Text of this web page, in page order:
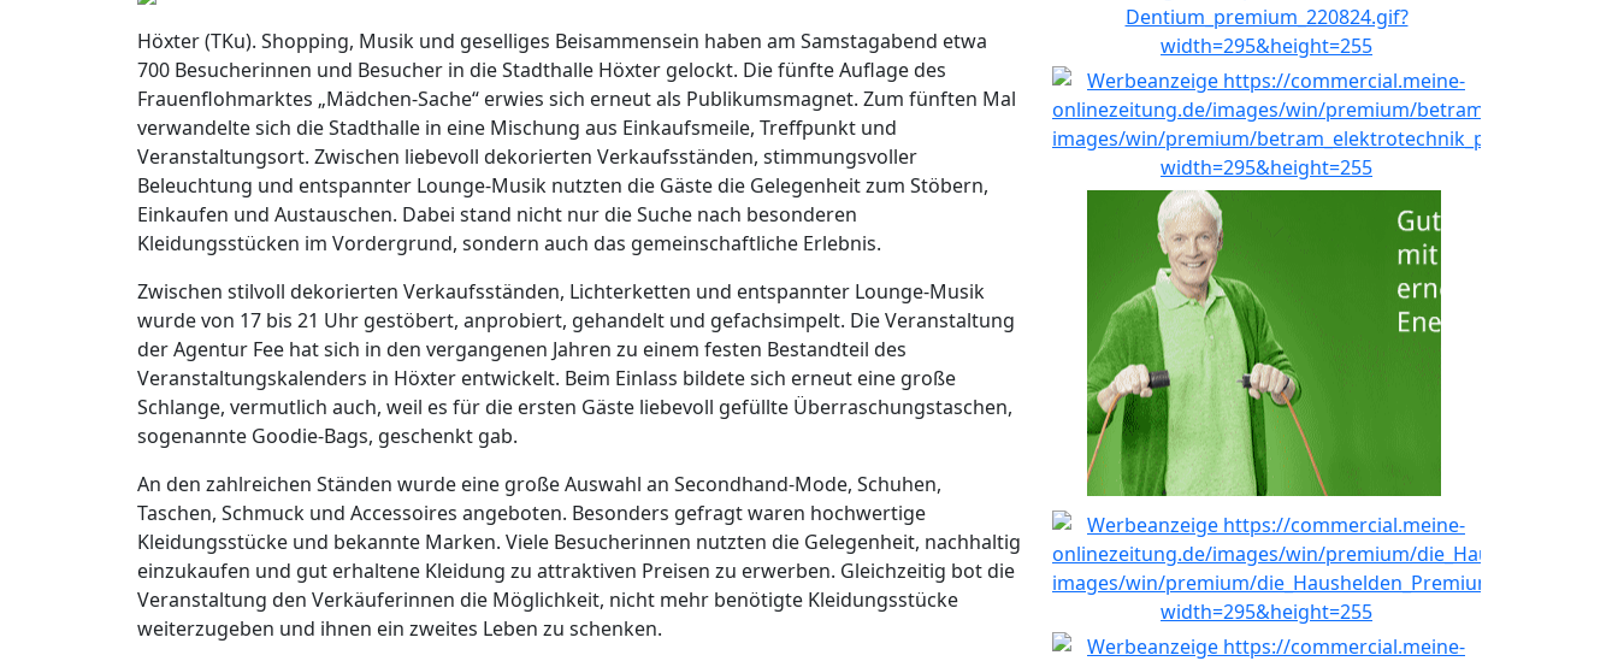
Höxter (TKu). Shopping, Musik und geselliges Beisammensein haben am Samstagabend etwa
700 Besucherinnen und Besucher in die Stadthalle Höxter gelockt. Die fünfte Auflage des
Frauenflohmarktes „Mädchen-Sache“ erwies sich erneut als Publikumsmagnet. Zum fünften Mal
verwandelte sich die Stadthalle in eine Mischung aus Einkaufsmeile, Treffpunkt und
Veranstaltungsort. Zwischen liebevoll dekorierten Verkaufsständen, stimmungsvoller
Beleuchtung und entspannter Lounge-Musik nutzten die Gäste die Gelegenheit zum Stöbern,
Einkaufen und Austauschen. Dabei stand nicht nur die Suche nach besonderen
Kleidungsstücken im Vordergrund, sondern auch das gemeinschaftliche Erlebnis.
Zwischen stilvoll dekorierten Verkaufsständen, Lichterketten und entspannter Lounge-Musik
wurde von 17 bis 21 Uhr gestöbert, anprobiert, gehandelt und gefachsimpelt. Die Veranstaltung
der Agentur Fee hat sich in den vergangenen Jahren zu einem festen Bestandteil des
Veranstaltungskalenders in Höxter entwickelt. Beim Einlass bildete sich erneut eine große
Schlange, vermutlich auch, weil es für die ersten Gäste liebevoll gefüllte Überraschungstaschen,
sogenannte Goodie-Bags, geschenkt gab.
An den zahlreichen Ständen wurde eine große Auswahl an Secondhand-Mode, Schuhen,
Taschen, Schmuck und Accessoires angeboten. Besonders gefragt waren hochwertige
Kleidungsstücke und bekannte Marken. Viele Besucherinnen nutzten die Gelegenheit, nachhaltig
einzukaufen und gut erhaltene Kleidung zu attraktiven Preisen zu erwerben. Gleichzeitig bot die
Veranstaltung den Verkäuferinnen die Möglichkeit, nicht mehr benötigte Kleidungsstücke
weiterzugeben und ihnen ein zweites Leben zu schenken.